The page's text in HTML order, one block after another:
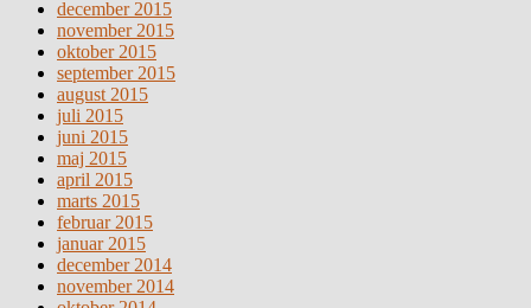
december 2015
november 2015
oktober 2015
september 2015
august 2015
juli 2015
juni 2015
maj 2015
april 2015
marts 2015
februar 2015
januar 2015
december 2014
november 2014